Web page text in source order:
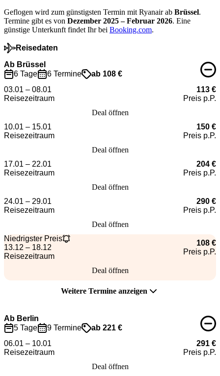
Geflogen wird zum günstigsten Termin mit Ryanair ab Brüssel.
Termine gibt es von Dezember 2025 – Februar 2026. Eine
günstige Unterkunft findet Ihr bei Booking.com.
Reisedaten
Ab Brüssel
6 Tage
6 Termine
ab 108 €
03.01 – 08.01
Reisezeitraum
113 €
Preis p.P.
Deal öffnen
10.01 – 15.01
Reisezeitraum
150 €
Preis p.P.
Deal öffnen
17.01 – 22.01
Reisezeitraum
204 €
Preis p.P.
Deal öffnen
24.01 – 29.01
Reisezeitraum
290 €
Preis p.P.
Deal öffnen
Niedrigster Preis
13.12 – 18.12
Reisezeitraum
108 €
Preis p.P.
Deal öffnen
Weitere Termine anzeigen
Ab Berlin
5 Tage
9 Termine
ab 221 €
06.01 – 10.01
Reisezeitraum
291 €
Preis p.P.
Deal öffnen